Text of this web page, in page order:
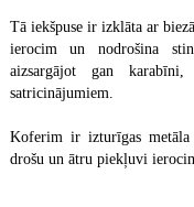
Tā iekšpuse ir izklāta ar
ierocim un nodrošina
aizsargājot gan
satricinājumiem.
Koferim ir izturīgas metāla
drošu un ātru piekļuvi